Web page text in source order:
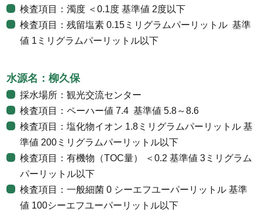
検査項目：濁度 ＜0.1度 基準値 2度以下
検査項目：残留塩素 0.15ミリグラムパーリットル 基準
値 1ミリグラムパーリットル以下
水源名：柳久保
採水場所：観光交流センター
検査項目：ペーハー値 7.4 基準値 5.8～8.6
検査項目：塩化物イオン 1.8ミリグラムパーリットル 基
準値 200ミリグラムパーリットル以下
検査項目：有機物（TOC量） ＜0.2 基準値 3ミリグラム
パーリットル以下
検査項目：一般細菌 0 シーエフユーパーリットル 基準
値 100シーエフユーパーリットル以下